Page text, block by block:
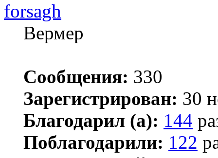
forsagh
Вермер
Сообщения: 330
Зарегистрирован: 30
Благодарил (а): 144
Поблагодарили: 122